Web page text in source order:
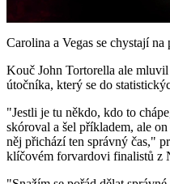
Carolina a Vegas se chystají
Kouč John Tortorella ale
útočníka, který se do
"Jestli je tu někdo, kdo to
skóroval a šel příkladem, ale
něj přichází ten správný čas,"
klíčovém forvardovi finalistů z